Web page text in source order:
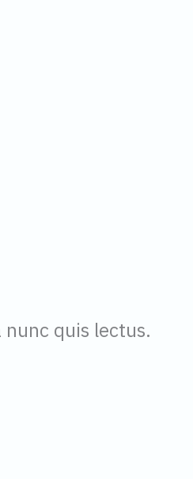
quis lectus.